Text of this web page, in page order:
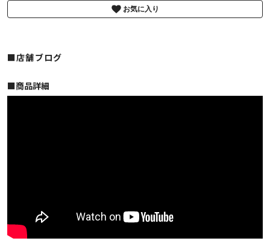
お気に入り
■店舗ブログ
■︎商品詳細